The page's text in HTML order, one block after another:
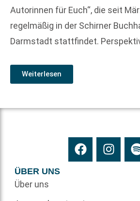
Autorinnen für Euch“, die seit
regelmäßig in der Schirner
Darmstadt stattfindet.
Weiterlesen
ÜBER UNS
Über uns